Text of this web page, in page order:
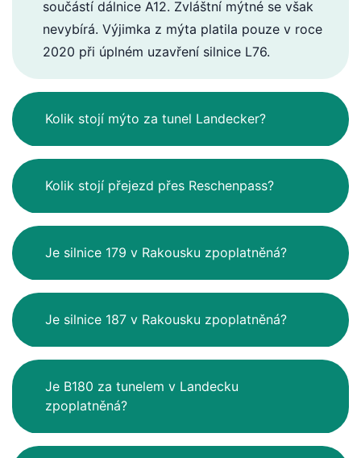
součástí dálnice A12. Zvláštní mýtné se však
nevybírá. Výjimka z mýta platila pouze v roce
2020 při úplném uzavření silnice L76.
Kolik stojí mýto za tunel Landecker?
Kolik stojí přejezd přes Reschenpass?
Je silnice 179 v Rakousku zpoplatněná?
Je silnice 187 v Rakousku zpoplatněná?
Je B180 za tunelem v Landecku
zpoplatněná?